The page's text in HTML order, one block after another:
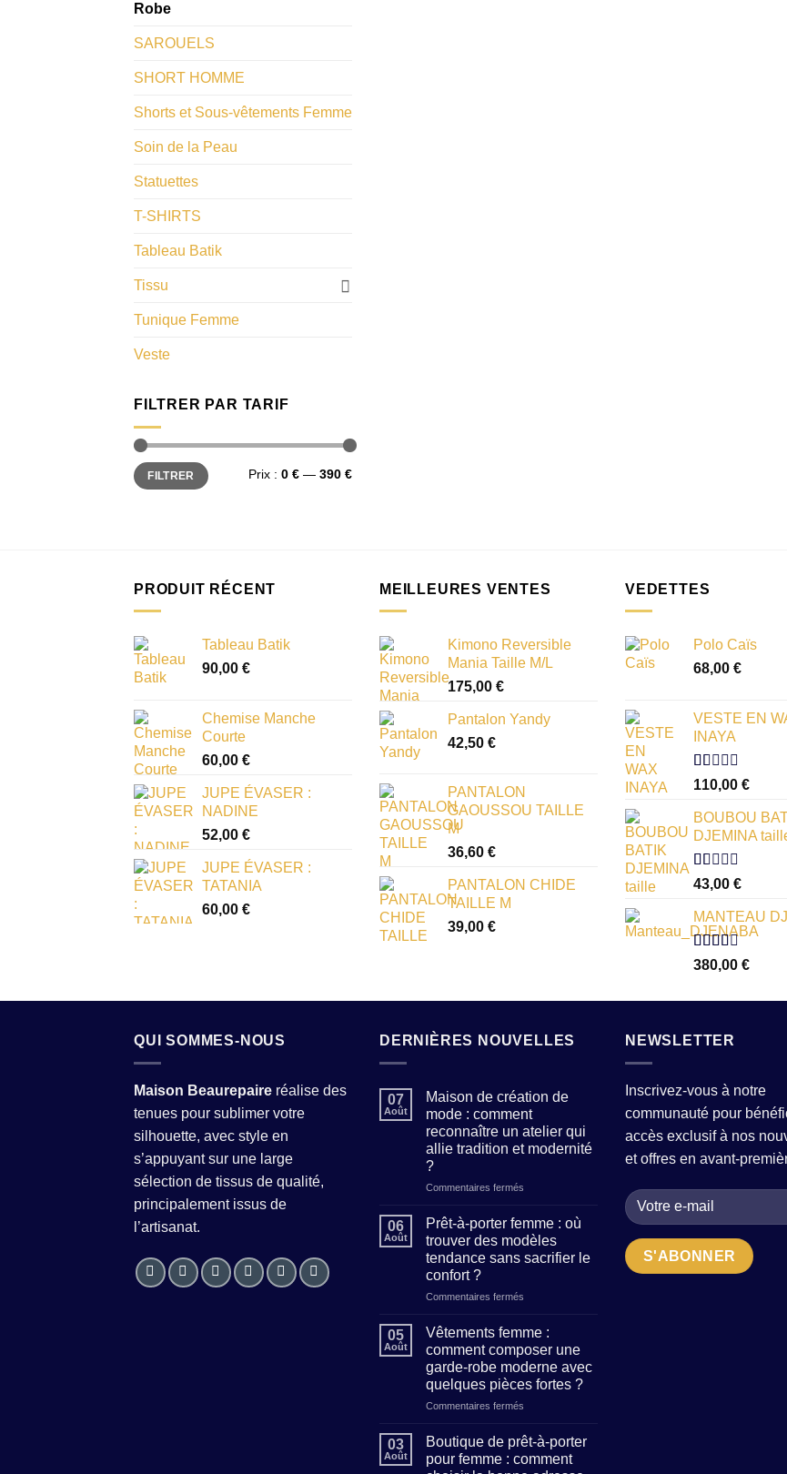
Robe
SAROUELS
SHORT HOMME
Shorts et Sous-vêtements Femme
Soin de la Peau
Statuettes
T-SHIRTS
Tableau Batik
Tissu
Tunique Femme
Veste
FILTRER PAR TARIF
Prix
min
Prix
maxFILTRER Prix : 0 € — 390 €
PRODUIT RÉCENT
Tableau Batik
90,00 €
Chemise Manche
Courte
60,00 €
JUPE ÉVASER :
NADINE
52,00 €
JUPE ÉVASER :
TATANIA
60,00 €
MEILLEURES VENTES
Kimono Reversible
Mania Taille M/L
175,00 €
Pantalon Yandy
42,50 €
PANTALON
GAOUSSOU TAILLE
M
36,60 €
PANTALON CHIDE
TAILLE M
39,00 €
VEDETTES
Polo Caïs
68,00 €
VESTE EN
INAYA
Note
sur
5
110,00 €
BOUBOU
DJEMINA
Note
1.00
sur
5
43,00 €
MANTEAU
Note
380,00 €
QUI SOMMES-NOUS
Maison Beaurepaire réalise des
tenues pour sublimer votre
silhouette, avec style en
s’appuyant sur une large
sélection de tissus de qualité,
principalement issus de
l’artisanat.
DERNIÈRES NOUVELLES
07
Août
Maison de création de
mode : comment
reconnaître un atelier qui
allie tradition et modernité
?
Commentaires fermés
création
de
mode
atelier
qui
allie
tradition
?
06
Août
Prêt-à-porter femme : où
trouver des modèles
tendance sans sacrifier le
confort ?
Commentaires fermés
femme
:
où
modèles
tendance
sans
05
Août
Vêtements femme :
comment composer une
garde-robe moderne avec
quelques pièces fortes ?
Commentaires fermés
femme
comment
03
Août
Boutique de prêt-à-porter
pour femme : comment
NEWSLETTER
Inscrivez-vous à notre
communauté pour
accès exclusif à nos
et offres en avant-